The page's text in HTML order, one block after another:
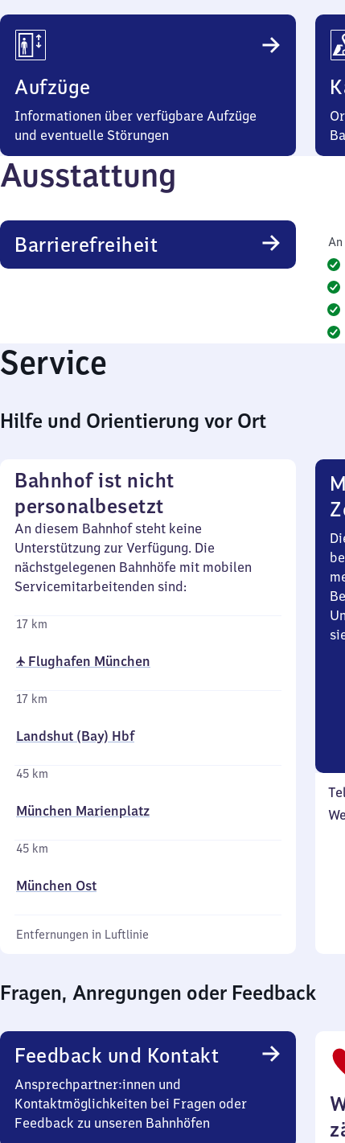
Aufzüge
Informationen über verfügbare Aufzüge
und eventuelle Störungen
Ausstattung
Barrierefreiheit
An
Service
Hilfe und Orientierung vor Ort
Bahnhof ist nicht
personalbesetzt
An diesem Bahnhof steht keine
Unterstützung zur Verfügung. Die
nächstgelegenen Bahnhöfe mit mobilen
Servicemitarbeitenden sind:
17 km
✈ Flughafen München
17 km
Landshut (Bay) Hbf
45 km
München Marienplatz
45 km
München Ost
Entfernungen in Luftlinie
Fragen, Anregungen oder Feedback
Feedback und Kontakt
Ansprechpartner:innen und
Kontaktmöglichkeiten bei Fragen oder
Feedback zu unseren Bahnhöfen